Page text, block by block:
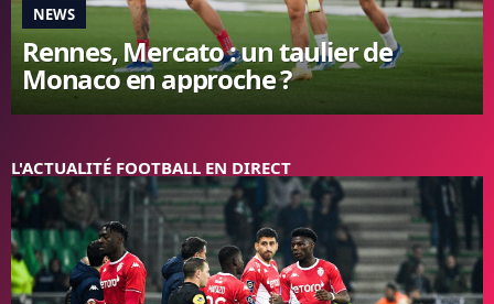
FC BARCELONE
MANCHESTER UNITED
CHELSEA
L'AVIS DE LA RÉDAC'
NEWS
Rennes, Mercato : un taulier de
Monaco en approche ?
L'ACTUALITÉ FOOTBALL EN DIRECT